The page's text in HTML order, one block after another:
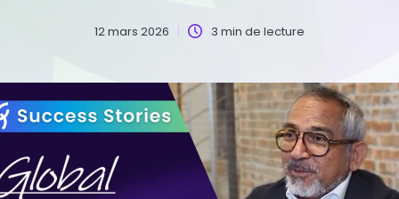
12 mars 2026 3 min de lecture